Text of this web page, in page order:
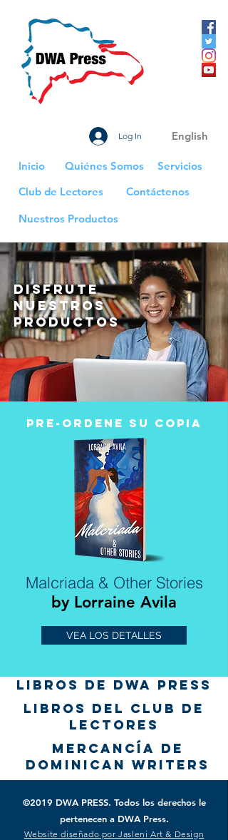
Log In
Inicio Quiénes Somos
English
Servicios
Club de Lectores
Contáctenos
Nuestros Productos
disfrute
nuestros
productos
pre-ordene su copia
Malcriada & Other Stories
by Lorraine Avila
VEA LOS DETALLES
LIBROS DE dwa press
libros del CLUB DE
LECTOREs
Mercancía DE
dominican writers
©2019 DWA PRESS. Todos los derechos le
pertenecen a DWA Press.
Website diseñado por Jasleni Art & Design